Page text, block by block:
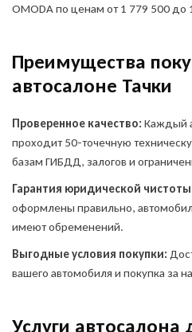
OMODA по ценам от 1 779 500 до
Преимущества
автосалоне Тачки
Проверенное качество: Каждый
проходит 50-точечную
базам ГИБДД, залогов и
Гарантия юридической
оформлены правильно,
имеют обременений.
Выгодные условия покупки:
вашего автомобиля и покупка за
Услуги
на все
Куда
на продажу
ОФОРМИТЬ
Оформите
получите